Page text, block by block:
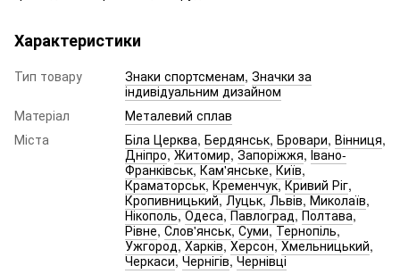
Характеристики
Тип товару Знаки спортсменам, Значки за
індивідуальним дизайном
Матеріал
Металевий сплав
Міста
Біла Церква, Бердянськ, Бровари, Вінниця,
Дніпро,Житомир,Запоріжжя,Івано-
Франківськ,Кам'янське,Київ,
Краматорськ,Кременчук,Кривий Ріг,
Кропивницький,Луцьк,Львів,Миколаїв,
Нікополь,Одеса,Павлоград,Полтава,
Рівне,Слов'янськ,Суми,Тернопіль,
Ужгород,Харків,Херсон,Хмельницький,
Черкаси, Чернігів,Чернівці